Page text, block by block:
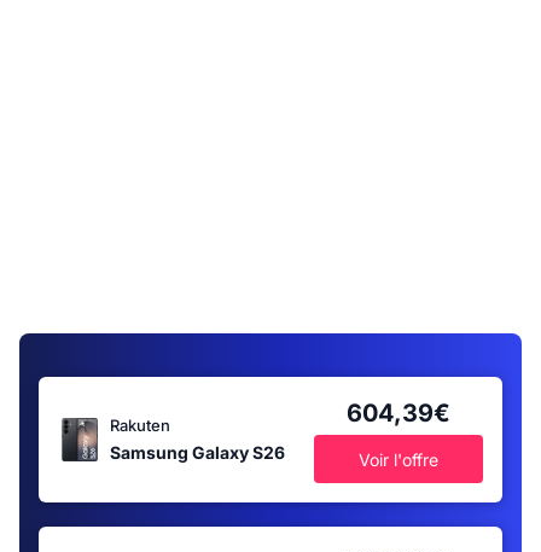
Rakuten
Samsung Galaxy S26
604,39€
Voir l'offre